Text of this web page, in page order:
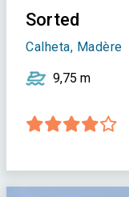
Sorted
Calheta, Madère
9,75 m